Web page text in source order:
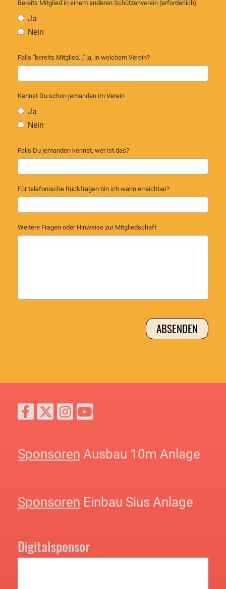
Bereits Mitglied in einem anderen Schützenverein (erforderlich)
Ja
Nein
Falls "bereits Mitglied..." ja, in welchem Verein?
Kennst Du schon jemanden im Verein
Ja
Nein
Falls Du jemanden kennst, wer ist das?
Für telefonische Rückfragen bin ich wann erreichbar?
Weitere Fragen oder Hinweise zur Mitgliedschaft
Sponsoren Ausbau 10m Anlage
Sponsoren Einbau Sius Anlage
Digitalsponsor